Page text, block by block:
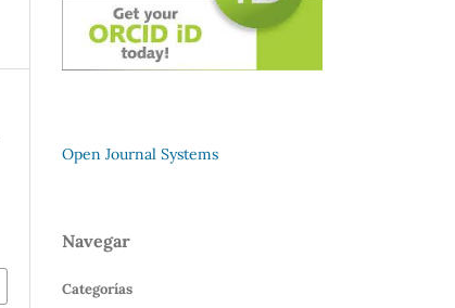
Open Journal Systems
Navegar
Categorías